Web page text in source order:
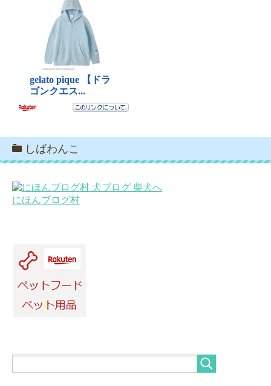
しばわんこ
にほんブログ村